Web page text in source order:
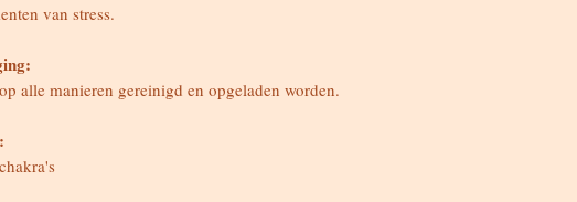
van stress.
alle manieren gereinigd en opgeladen worden.